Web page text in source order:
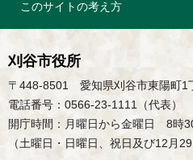
このサイトの考え方
刈谷市役所
〒448-8501 愛知県刈谷市東陽町1
電話番号：0566-23-1111（代表）
開庁時間：月曜日から金曜日 8時
（土曜日・日曜日、祝日及び12月